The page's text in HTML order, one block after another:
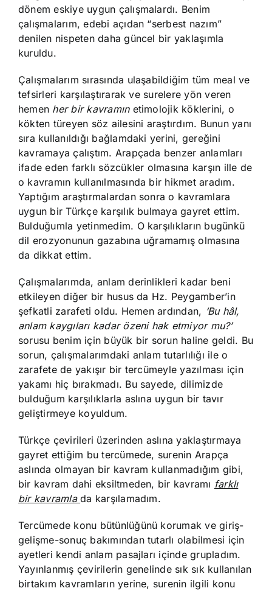
dönem eskiye uygun çalışmalardı. Benim
çalışmalarım, edebi açıdan “serbest nazım”
denilen nispeten daha güncel bir yaklaşımla
kuruldu.
Çalışmalarım sırasında ulaşabildiğim tüm meal ve
tefsirleri karşılaştırarak ve surelere yön veren
hemen her bir kavramınetimolojik köklerini, o
kökten türeyen söz ailesini araştırdım. Bunun yanı
sıra kullanıldığı bağlamdaki yerini, gereğini
kavramaya çalıştım. Arapçada benzer anlamları
ifade eden farklı sözcükler olmasına karşın ille de
o kavramın kullanılmasında bir hikmet aradım.
Yaptığım araştırmalardan sonra o kavramlara
uygun bir Türkçe karşılık bulmaya gayret ettim.
Bulduğumla yetinmedim. O karşılıkların bugünkü
dil erozyonunun gazabına uğramamış olmasına
da dikkat ettim.
Çalışmalarımda, anlam derinlikleri kadar beni
etkileyen diğer bir husus da Hz. Peygamber’in
şefkatli zarafeti oldu. Hemen ardından, ‘Bu hâl,
anlam kaygıları kadar özeni hak etmiyor mu?’
sorusu benim için büyük bir sorun haline geldi. Bu
sorun, çalışmalarımdaki anlam tutarlılığı ile o
zarafete de yakışır bir tercümeyle yazılması için
yakamı hiç bırakmadı. Bu sayede, dilimizde
bulduğum karşılıklarla aslına uygun bir tavır
geliştirmeye koyuldum.
Türkçe çevirileri üzerinden aslına yaklaştırmaya
gayret ettiğim bu tercümede, surenin Arapça
aslında olmayan bir kavram kullanmadığım gibi,
bir kavram dahi eksiltmeden, bir kavramı farklı
bir kavramlada karşılamadım.
Tercümede konu bütünlüğünü korumak ve giriş-
gelişme-sonuç bakımından tutarlı olabilmesi için
ayetleri kendi anlam pasajları içinde grupladım.
Yayınlanmış çevirilerin genelinde sık sık kullanılan
birtakım kavramların yerine, surenin ilgili konu